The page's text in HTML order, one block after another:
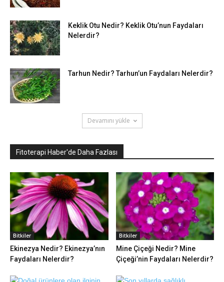
Keklik Otu Nedir? Keklik Otu’nun Faydaları
Nelerdir?
Tarhun Nedir? Tarhun’un Faydaları Nelerdir?
Devamını yükle
Fitoterapi Haber'de Daha Fazlası
Bitkiler
Ekinezya Nedir? Ekinezya’nın
Faydaları Nelerdir?
Bitkiler
Mine Çiçeği Nedir? Mine
Çiçeği’nin Faydaları Nelerdir?